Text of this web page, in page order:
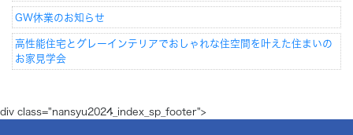
GW休業のお知らせ
高性能住宅とグレーインテリアでおしゃれな住空間を叶えた住まいの
お家見学会
div class="nansyu2024_index_sp_footer">